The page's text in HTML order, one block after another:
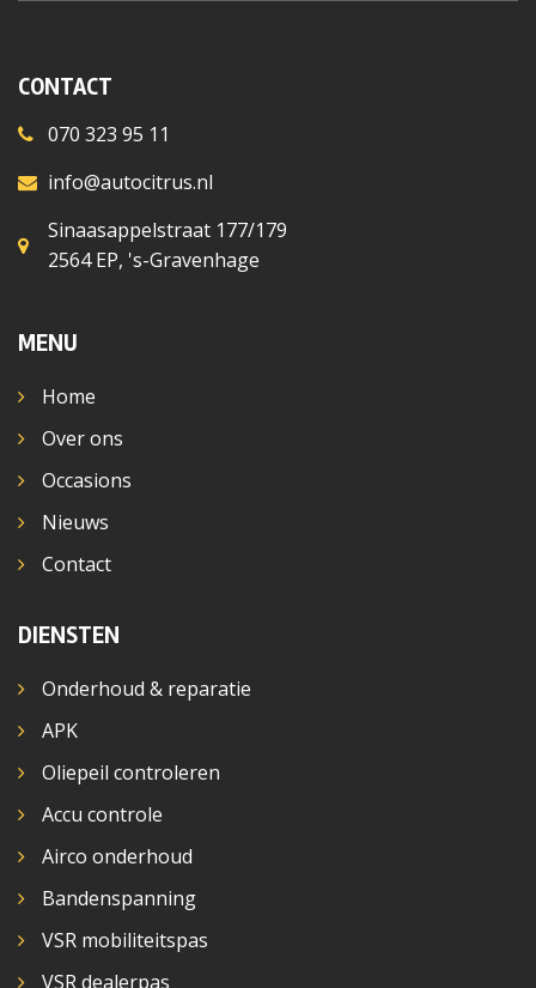
CONTACT
070 323 95 11
info@autocitrus.nl
Sinaasappelstraat 177/179
2564 EP, 's-Gravenhage
MENU
Home
Over ons
Occasions
Nieuws
Contact
DIENSTEN
Onderhoud & reparatie
APK
Oliepeil controleren
Accu controle
Airco onderhoud
Bandenspanning
VSR mobiliteitspas
VSR dealerpas